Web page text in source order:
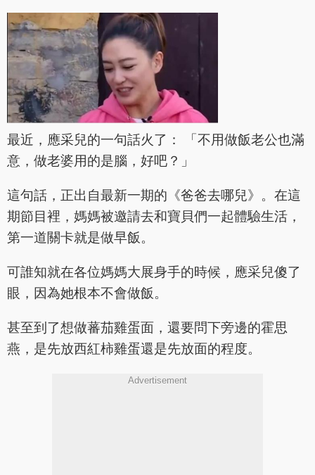
最近，應采兒的一句話火了： 「不用做飯老公也滿
意，做老婆用的是腦，好吧？」
這句話，正出自最新一期的《爸爸去哪兒》。在這
期節目裡，媽媽被邀請去和寶貝們一起體驗生活，
第一道關卡就是做早飯。
可誰知就在各位媽媽大展身手的時候，應采兒傻了
眼，因為她根本不會做飯。
甚至到了想做蕃茄雞蛋面，還要問下旁邊的霍思
燕，是先放西紅柿雞蛋還是先放面的程度。
Advertisement